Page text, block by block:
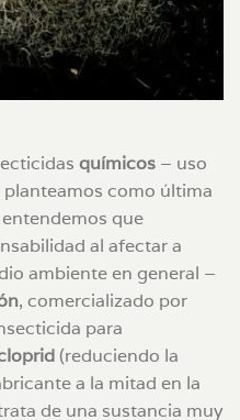
químicos – uso
como última
que
al afectar a
ambiente en general –
, comercializado por
para
(reduciendo la
a la mitad en la
de una sustancia muy